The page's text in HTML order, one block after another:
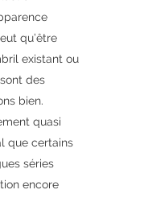
qu’être
existant ou
des
bien.
quasi
que certains
séries
encore